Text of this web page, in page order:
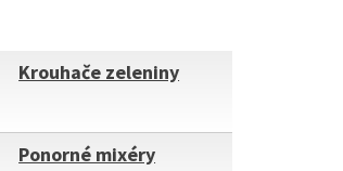
Krouhače zeleniny
Ponorné mixéry